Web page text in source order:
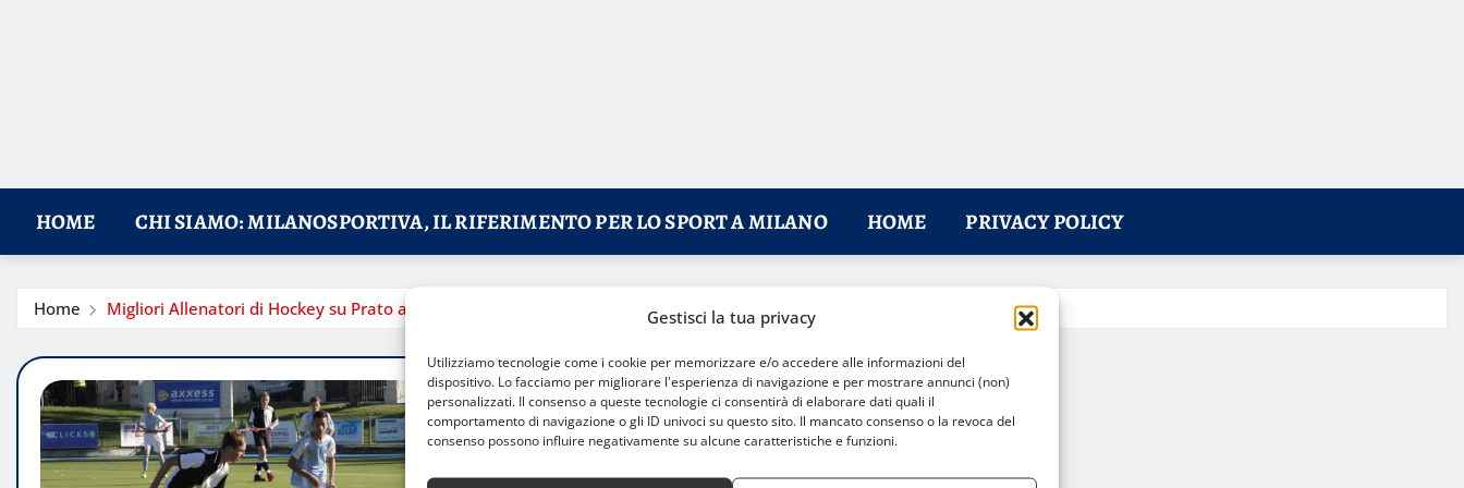
Gestisci la tua privacy
Utilizziamo tecnologie come i cookie per memorizzare e/o accedere alle informazioni del
dispositivo. Lo facciamo per migliorare l'esperienza di navigazione e per mostrare annunci (non)
personalizzati. Il consenso a queste tecnologie ci consentirà di elaborare dati quali il
comportamento di navigazione o gli ID univoci su questo sito. Il mancato consenso o la revoca del
consenso possono influire negativamente su alcune caratteristiche e funzioni.
HOME CHI SIAMO: MILANOSPORTIVA, IL RIFERIMENTO PER LO SPORT A MILANO HOME PRIVACY POLICY
Home Migliori Allenatori di Hockey su Prato a Milano: Guida alla Scelta del Professionista Ideale